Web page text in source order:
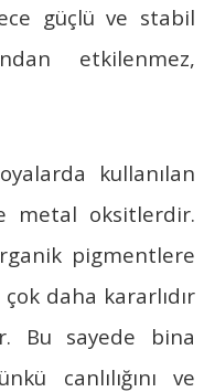
güçlü ve stabil
etkilenmez,
da kullanılan
metal oksitlerdir.
pigmentlere
çok daha kararlıdır
Bu sayede bina
canlılığını ve